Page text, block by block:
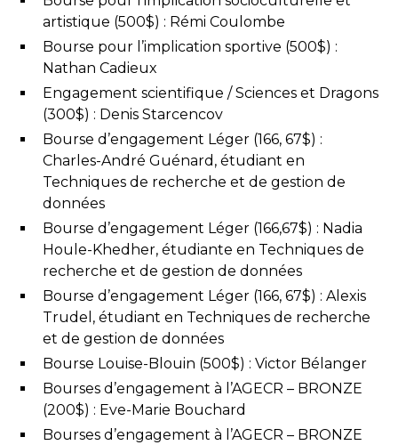
artistique (500$) : Rémi Coulombe
Bourse pour l’implication sportive (500$) :
Nathan Cadieux
Engagement scientifique / Sciences et Dragons
(300$) : Denis Starcencov
Bourse d’engagement Léger (166, 67$) :
Charles-André Guénard, étudiant en
Techniques de recherche et de gestion de
données
Bourse d’engagement Léger (166,67$) : Nadia
Houle-Khedher, étudiante en Techniques de
recherche et de gestion de données
Bourse d’engagement Léger (166, 67$) : Alexis
Trudel, étudiant en Techniques de recherche
et de gestion de données
Bourse Louise-Blouin (500$) : Victor Bélanger
Bourses d’engagement à l’AGECR – BRONZE
(200$) : Eve-Marie Bouchard
Bourses d’engagement à l’AGECR – BRONZE